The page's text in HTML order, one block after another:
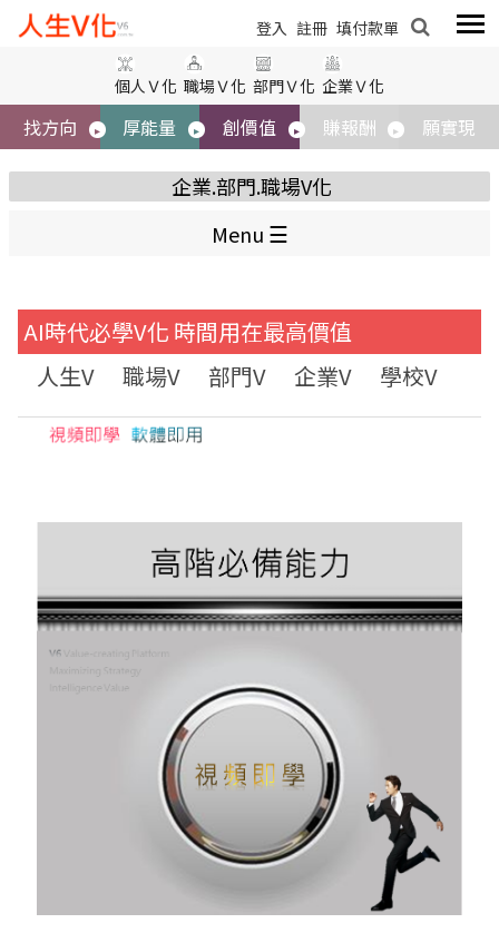
登入 註冊 填付款單
個人Ｖ化 職場Ｖ化 部門Ｖ化 企業Ｖ化
找方向 厚能量 創價值 賺報酬 願實現
企業.部門.職場V化
Menu
登入 註冊 填付款單
AI時代必學V化 時間用在最高價值
人生V
職場V 部門V 企業V 學校V
標題
圖片
取消